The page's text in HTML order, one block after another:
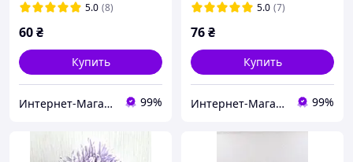
5.0 (8)
60₴
Купить
Интернет-Магазин искусственных цветов Kvitochky 99%
5.0 (7)
76₴
Купить
Интернет-Магазин искусственных цветов Kvitochky 99%